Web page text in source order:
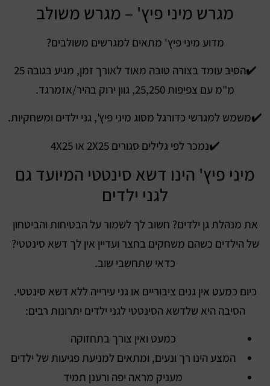
מגרש מיני פיץ' – מגרש משולב
מדוע מיני פיץ' מתאים למגרשים משולבים?
✔️הסיב עומד בצורה טובה מאוד לאורך זמן, מגיע בגובה 25
מ"מ עם צפיפות 25,250, גוון ירוק בהיר/אזמרגד.
✔️משמש למגרשי כדורגל מסוג מיני פיץ', גני ילדים ומשחקיות.
✔️נמכר לפי גלילים סגורים 2X25 או 4X25
מיני פיץ' הינו דשא סינטטי המיועד גם
לגני ילדים
את מנהלת גן ילדים? חשוב לך לשמור על הבטיחות והביטחון
של הילדים כשהם משחקים בחצר ועדיין אין לך דשא סינטטי?
כדאי שתחשבי שוב.
כיום כמעט אין גנים ציבוריים או גני עירייה ללא דשא סינטטי.
הסיבה היא שלדשא הסינטטי לגני ילדים יתרונות רבים:
כמעט ואין צורך בתחזוקה
המצע הינו רך ונעים, ומתאים למניעת פגיעות של ילדים
מעניק מראה יפה ורענן תמיד